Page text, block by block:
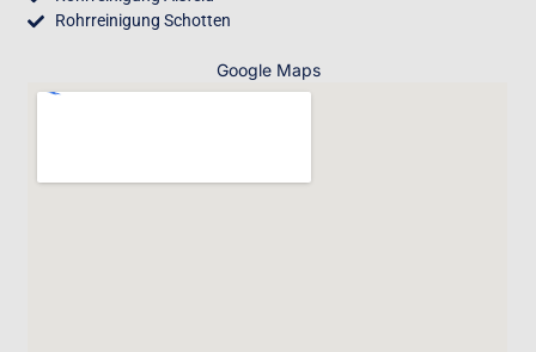
Rohrreinigung Schotten
Google Maps